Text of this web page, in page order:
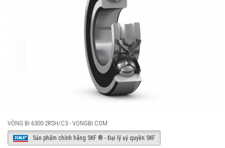
VÒNG BI 6300-2RSH/C3 - VONGBI.COM
Sản phẩm chính hãng SKF ® - Đại lý uỷ quyền SKF